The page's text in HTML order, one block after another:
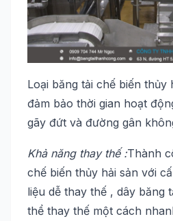
Loại băng tải chế biến thủy
đảm bảo thời gian hoạt
gãy đứt và đường gân
Khả năng thay thế :Thành
chế biến thủy hải sản với
liệu dễ thay thế , dây băng
thể thay thế một cách